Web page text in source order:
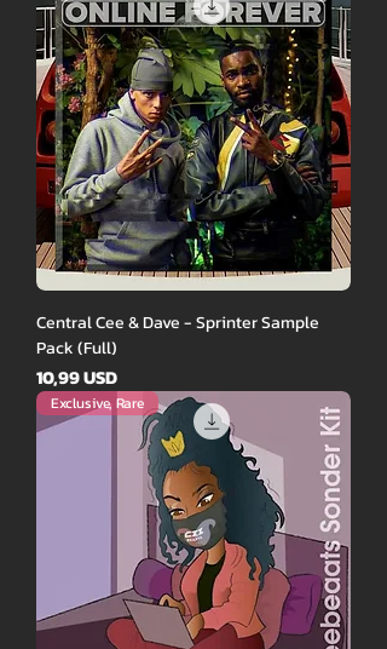
Central Cee & Dave - Sprinter Sample
Pack (Full)
Ár
10,99 USD
Exclusive, Rare